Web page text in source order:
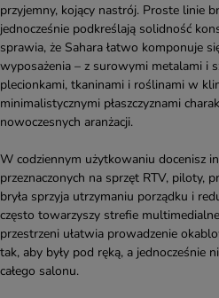
przyjemny, kojący nastrój. Proste linie
jednocześnie podkreślają solidność
sprawia, że Sahara łatwo komponuje
wyposażenia – z surowymi metalami i
plecionkami, tkaninami i roślinami w
minimalistycznymi płaszczyznami
nowoczesnych aranżacji.
W codziennym użytkowaniu docenisz
przeznaczonych na sprzęt RTV, piloty,
bryła sprzyja utrzymaniu porządku i
często towarzyszy strefie
przestrzeni ułatwia prowadzenie
tak, aby były pod ręką, a jednocześnie
całego salonu.